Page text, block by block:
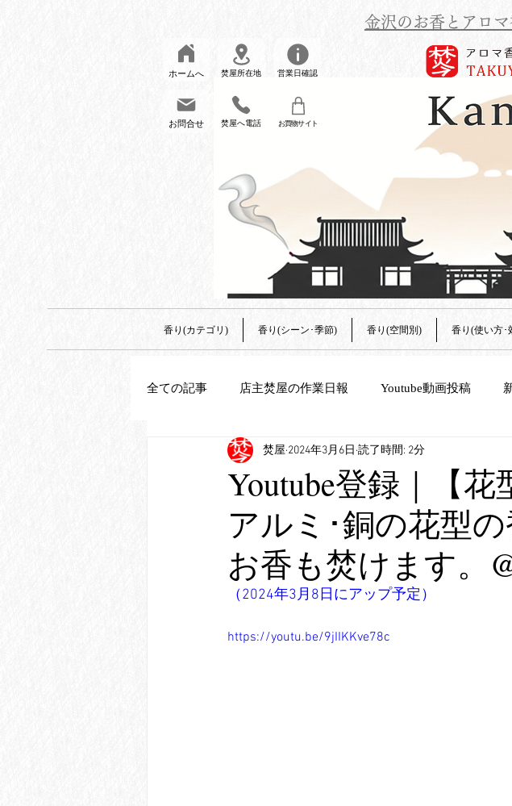
金沢のお香とアロ
ホームへ 焚屋所在地 営業日確認
お問合せ 焚屋へ電話 お買物サイト
香り(カテゴリ) 香り(シーン･季節) 香り(空間別) 香り(使い方･
全ての記事 店主焚屋の作業日報 Youtube動画投稿
追加新商品登録
Youtube登録｜【
アルミ･銅の花型
お香も焚けます。
焚屋 2024年3月6日 読了時間: 2分
（2024年3月8日にアップ予定）
https://youtu.be/9jIIKKve78c